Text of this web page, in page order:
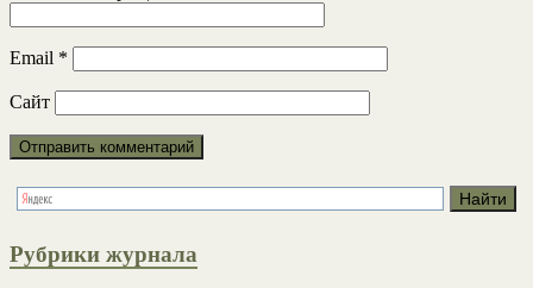
Email *
Сайт
Рубрики журнала